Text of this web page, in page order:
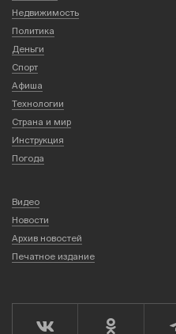
Недвижимость
Политика
Деньги
Спорт
Афиша
Технологии
Страна и мир
Инструкция
Погода
Видео
Новости
Архив новостей
Печатное издание